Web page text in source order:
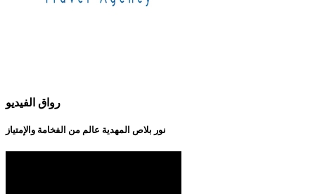
رواق الفيديو
نور بلاص المهدية عالم من الفخامة والإمتياز